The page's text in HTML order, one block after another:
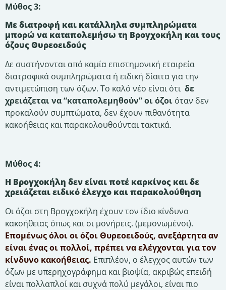
Μύθος 3:
Με διατροφή και κατάλληλα συμπληρώματα
μπορώ να καταπολεμήσω τη Βρογχοκήλη και τους
όζους Θυρεοειδούς
Δε συστήνονται από καμία επιστημονική εταιρεία
διατροφικά συμπληρώματα ή ειδική δίαιτα για την
αντιμετώπιση των όζων. Το καλό νέο είναι ότι δε
χρειάζεται να “καταπολεμηθούν” οι όζοι όταν δεν
προκαλούν συμπτώματα, δεν έχουν πιθανότητα
κακοήθειας και παρακολουθούνται τακτικά.
Μύθος 4:
Η Βρογχοκήλη δεν είναι ποτέ καρκίνος και δε
χρειάζεται ειδικό έλεγχο και παρακολούθηση
Οι όζοι στη Βρογχοκήλη έχουν τον ίδιο κίνδυνο
κακοήθειας όπως και οι μονήρεις. (μεμονωμένοι).
Επομένως όλοι οι όζοι Θυρεοειδούς, ανεξάρτητα αν
είναι ένας οι πολλοί, πρέπει να ελέγχονται για τον
κίνδυνο κακοήθειας. Επιπλέον, ο έλεγχος αυτών των
όζων με υπερηχογράφημα και βιοψία, ακριβώς επειδή
είναι πολλαπλοί και συχνά πολύ μεγάλοι, είναι πιο